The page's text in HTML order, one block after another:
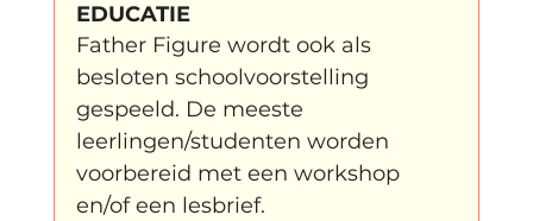
EDUCATIE
Father Figure wordt ook als
besloten schoolvoorstelling
gespeeld. De meeste
leerlingen/studenten worden
voorbereid met een workshop
en/of een lesbrief.